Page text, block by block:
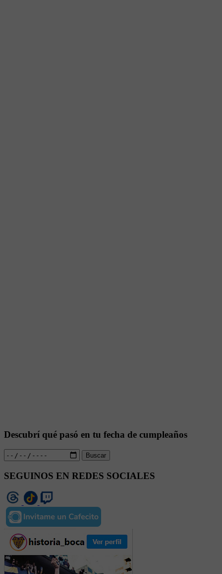
Descubrí qué pasó en tu fecha de cumpleaños
Buscar
SEGUINOS EN REDES SOCIALES